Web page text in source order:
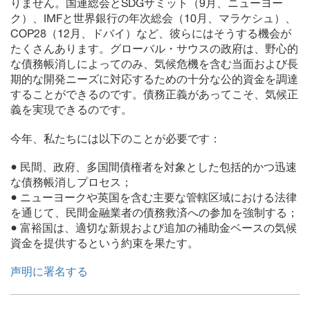
りません。国連総会とSDGサミット（9月、ニューヨー
ク）、IMFと世界銀行の年次総会（10月、マラケシュ）、
COP28（12月、ドバイ）など、彼らにはそうする機会が
たくさんあります。グローバル・サウスの政府は、野心的
な債務帳消しによってのみ、気候危機を含む当面および長
期的な開発ニーズに対応するための十分な公的資金を調達
することができるのです。債務正義があってこそ、気候正
義を実現できるのです。
今年、私たちには以下のことが必要です：
● 民間、政府、多国間債権者を対象とした包括的かつ迅速
な債務帳消しプロセス；
● ニューヨークや英国を含む主要な管轄区域における法律
を通じて、民間金融業者の債務救済への参加を強制する；
● 富裕国は、適切な新規および追加の補助金ベースの気候
資金を提供するという約束を果たす。
声明に署名する